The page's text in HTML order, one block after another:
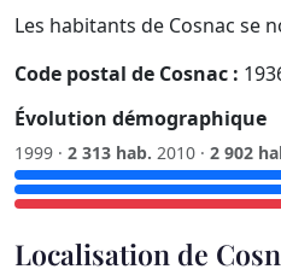
Les habitants de Cosnac se
Code postal de Cosnac :
Évolution démographique
1999 · 2 313 hab. 2010 · 2 902
Localisation de